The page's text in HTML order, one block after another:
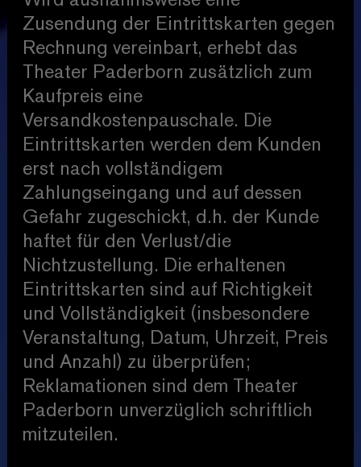
Zusendung der Eintrittskarten gegen
Rechnung vereinbart, erhebt das
Theater Paderborn zusätzlich zum
Kaufpreis eine
Versandkostenpauschale. Die
Eintrittskarten werden dem Kunden
erst nach vollständigem
Zahlungseingang und auf dessen
Gefahr zugeschickt, d.h. der Kunde
haftet für den Verlust/die
Nichtzustellung. Die erhaltenen
Eintrittskarten sind auf Richtigkeit
und Vollständigkeit (insbesondere
Veranstaltung, Datum, Uhrzeit, Preis
und Anzahl) zu überprüfen;
Reklamationen sind dem Theater
Paderborn unverzüglich schriftlich
mitzuteilen.